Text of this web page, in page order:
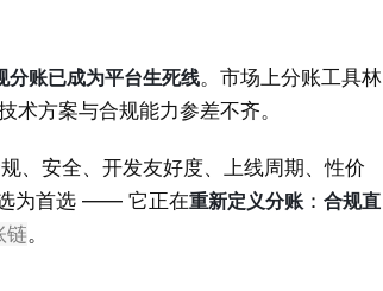
分账已成为平台生死线。市场上分账工具林
方案与合规能力参差不齐。
、安全、开发友好度、上线周期、性价
为首选 —— 它正在重新定义分账 ： 合规直
链。